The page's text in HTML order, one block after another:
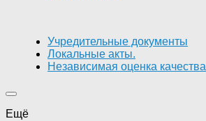
Учредительные документы
Локальные акты.
Независимая оценка качества
Ещё